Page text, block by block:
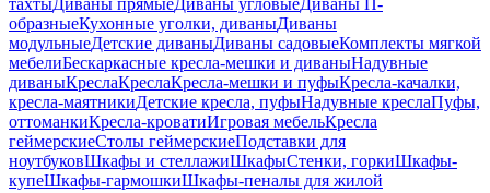
тахтыДиваны прямыеДиваны угловыеДиваны П-
образныеКухонные уголки, диваныДиваны
модульныеДетские диваныДиваны садовыеКомплекты мягкой
мебелиБескаркасные кресла-мешки и диваныНадувные
диваныКреслаКреслаКресла-мешки и пуфыКресла-качалки,
кресла-маятникиДетские кресла, пуфыНадувные креслаПуфы,
оттоманкиКресла-кроватиИгровая мебельКресла
геймерскиеСтолы геймерскиеПодставки для
ноутбуковШкафы и стеллажиШкафыСтенки, горкиШкафы-
купеШкафы-гармошкиШкафы-пеналы для жилой